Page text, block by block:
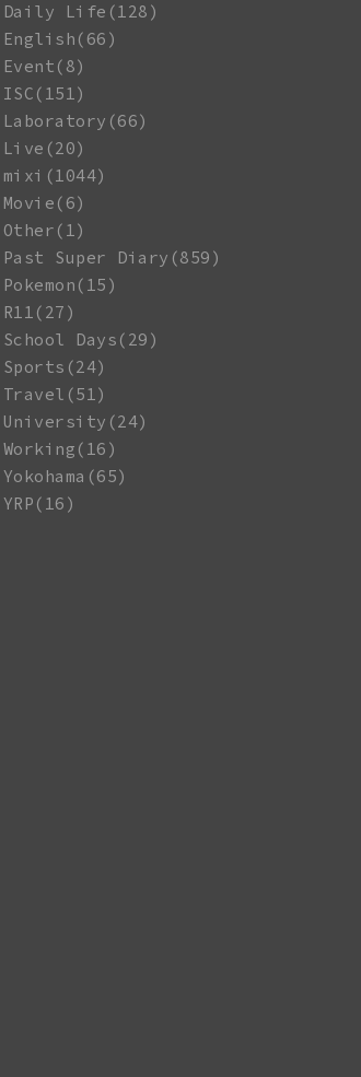
Daily Life(128)
English(66)
Event(8)
ISC(151)
Laboratory(66)
Live(20)
mixi(1044)
Movie(6)
Other(1)
Past Super Diary(859)
Pokemon(15)
R11(27)
School Days(29)
Sports(24)
Travel(51)
University(24)
Working(16)
Yokohama(65)
YRP(16)